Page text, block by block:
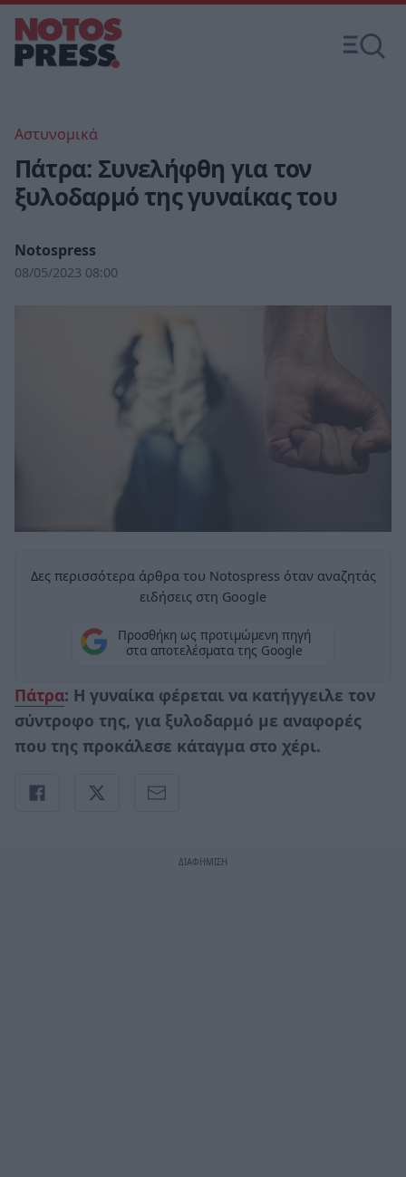
Αστυνομικά
Πάτρα: Συνελήφθη για τον
ξυλοδαρμό της γυναίκας του
Notospress
08/05/2023 08:00
Δες περισσότερα άρθρα του Notospress όταν αναζητάς
ειδήσεις στη Google
Προσθήκη ως προτιμώμενη πηγή
στα αποτελέσματα της Google
Πάτρα: Η γυναίκα φέρεται να κατήγγειλε τον
σύντροφο της, για ξυλοδαρμό με αναφορές
που της προκάλεσε κάταγμα στο χέρι.